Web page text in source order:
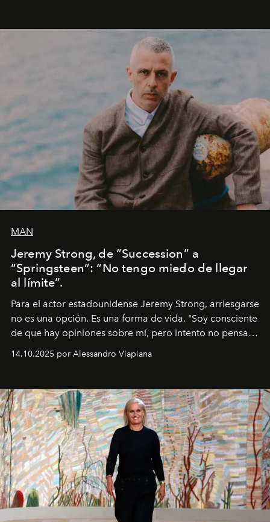
MAN
Jeremy Strong, de “Succession” a
“Springsteen”: “No tengo miedo de llegar
al límite”.
Para el actor estadounidense Jeremy Strong, arriesgarse
no es una opción. Es una forma de vida. "Soy consciente
de que hay opiniones sobre mí, pero intento no pensar
demasiado en cómo me perciben. Creo que es una
pérdida de tiempo", afirma.
14.10.2025 por Alessandro Viapiana